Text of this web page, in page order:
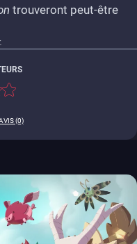
trouveront peut-être
(0)